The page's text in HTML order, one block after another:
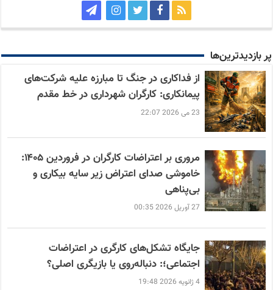
پر بازدید‌ترین‌ها
از فداکاری در جنگ تا مبارزه علیه شرکت‌های
پیمانکاری: کارگران شهرداری در خط مقدم
23 می 2026 22:07
مروری بر اعتراضات کارگران در فروردین ۱۴۰۵:
خاموشی صدای اعتراض زیر سایه بیکاری و
بی‌پناهی
27 آوریل 2026 00:35
جایگاه تشکل‌های کارگری در اعتراضات
اجتماعی؛: دنباله‌روی یا بازیگری اصلی؟
4 ژانویه 2026 19:48